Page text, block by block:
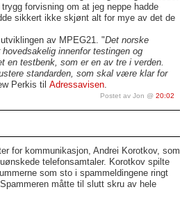
forvisning om at jeg neppe hadde
sikkert ikke skjønt alt for mye av det de
av MPEG21. "Det norske
innenfor testingen og
en testbenk, som er en av tre i verden.
standarden, som skal være klar for
Perkis til Adressavisen
Postet av Jon @ 20:02
for kommunikasjon, Andrei Korotkov, som
telefonsamtaler. Korotkov spilte
som sto i spammeldingene ringt
måtte til slutt skru av hele